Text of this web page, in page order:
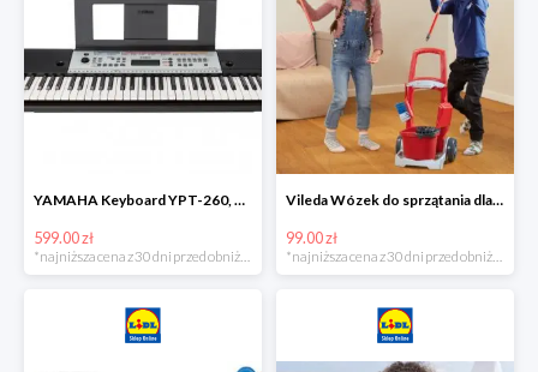
YAMAHA Keyboard YPT-260, 61 klawiszy
599.00 zł
*najniższa cena z 30 dni przed obniżką
Vileda Wózek do sprzątania dla dzieci
99.00 zł
*najniższa cena z 30 dni przed obniżką